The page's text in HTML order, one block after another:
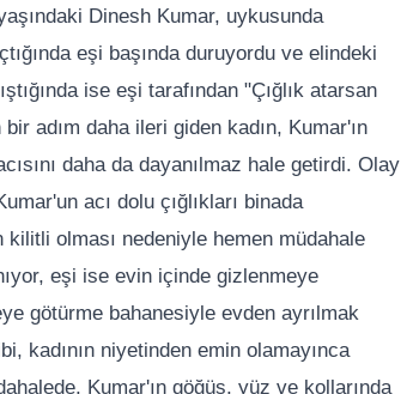
Dinesh Kumar, uykusunda
eşi başında duruyordu ve elindeki
ise eşi tarafından "Çığlık atarsan
adım daha ileri giden kadın, Kumar'ın
daha da dayanılmaz hale getirdi. Olay
acı dolu çığlıkları binada
kilitli olması nedeniyle hemen müdahale
eşi ise evin içinde gizlenmeye
götürme bahanesiyle evden ayrılmak
kadının niyetinden emin olamayınca
Kumar'ın göğüs, yüz ve kollarında